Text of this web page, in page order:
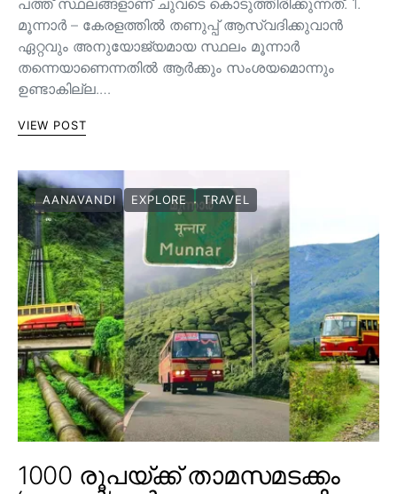
മൂന്നാർ – കേരളത്തിൽ തണുപ്പ് ആസ്വദിക്കുവാൻ
ഏറ്റവും അനുയോജ്യമായ സ്ഥലം മൂന്നാർ
തന്നെയാണെന്നതിൽ ആർക്കും സംശയമൊന്നും
ഉണ്ടാകില്ല.…
VIEW POST
AANAVANDI EXPLORE TRAVEL
1000 രൂപയ്ക്ക് താമസമടക്കം